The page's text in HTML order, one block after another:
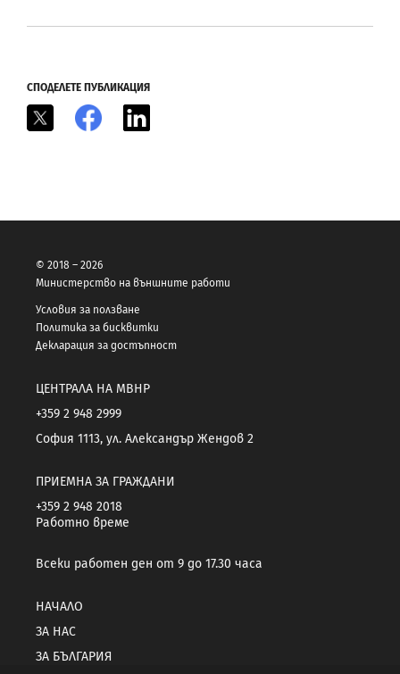
СПОДЕЛЕТЕ ПУБЛИКАЦИЯ
Facebook
© 2018 – 2026
Министерство на външните работи
Условия за ползване
Политика за бисквитки
Декларация за достъпност
ЦЕНТРАЛА НА МВНР
+359 2 948 2999
София 1113, ул. Александър Жендов 2
ПРИЕМНА ЗА ГРАЖДАНИ
+359 2 948 2018
Работно време
Всеки работен ден от 9 до 17.30 часа
НАЧАЛО
ЗА НАС
ЗА БЪЛГАРИЯ